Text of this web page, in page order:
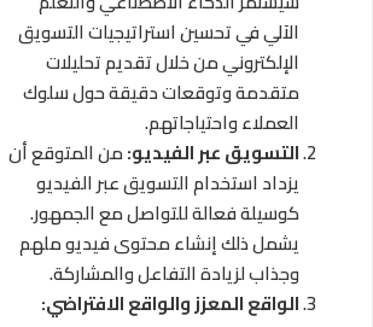
الآلي في تحسين استراتيجيات التسويق
الإلكتروني من خلال تقديم تحليلات
متقدمة وتوقعات دقيقة حول سلوك
العملاء واحتياجاتهم.
التسويق عبر الفيديو:من المتوقع أن
يزداد استخدام التسويق عبر الفيديو
كوسيلة فعالة للتواصل مع الجمهور.
يشمل ذلك إنشاء محتوى فيديو ملهم
وجذاب لزيادة التفاعل والمشاركة.
الواقع المعزز والواقع الافتراضي: